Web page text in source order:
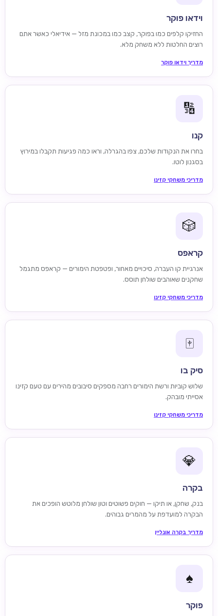
וידאו פוקר
החזיקו קלפים כמו בפוקר, קצב כמו במכונת מזל — אידיאלי כאשר אתם
רוצים החלטות ללא משחק מלא.
מדריך וידאו פוקר
🔢
קנו
בחרו את הנקודות שלכם, צפו בהגרלה, וראו כמה פגיעות תקבלו במירוץ
בסגנון לוטו.
מדריכי משחקי קזינו
🎲
קראפס
אנרגיית קו העברה, סיכויים מאחור, ופטפטת הימורים — קראפס מתגמל
שחקנים שאוהבים שולחן תוסס.
מדריכי משחקי קזינו
🀄
סיק בו
שלוש קוביות ורשת הימורים רחבה מספקים סיבובים מהירים עם טעם קזינו
אסייתי מובהק.
מדריכי משחקי קזינו
💎
בקרה
בנק, שחקן, או תיקו — חוקים פשוטים וטון שולחן מלוטש הופכים את
הבקרה למועדפת על מהמרים גבוהים.
מדריך בקרה אונליין
♠️
פוקר